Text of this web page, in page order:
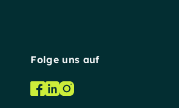
Folge uns auf